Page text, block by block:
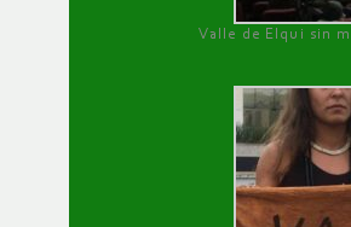
Valle de Elqui sin